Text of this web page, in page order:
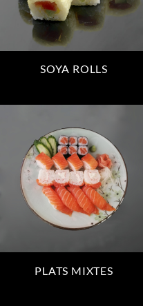
SOYA ROLLS
PLATS MIXTES